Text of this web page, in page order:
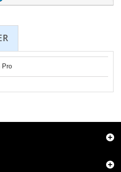
Pro